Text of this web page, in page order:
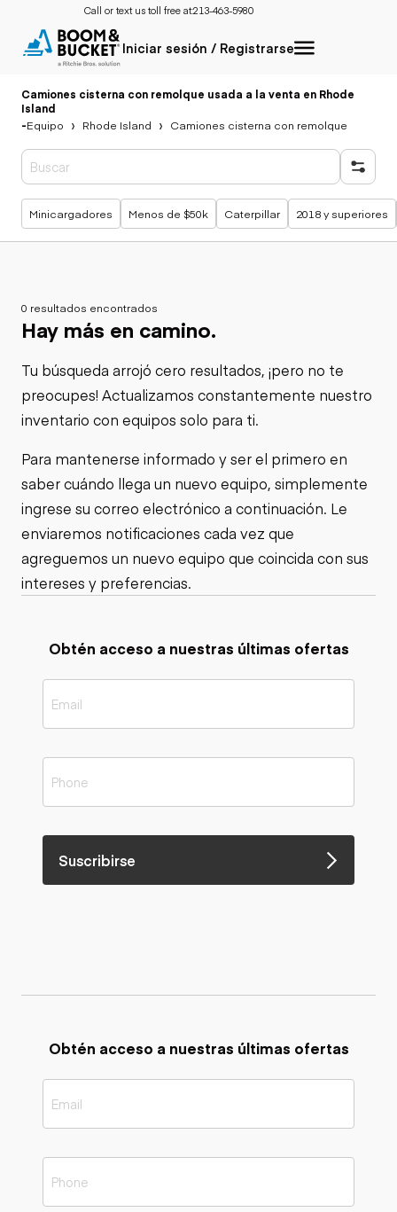
Call or text us toll free at:213-463-5980
Iniciar sesión / Registrarse
Camiones cisterna con remolque usada a la venta en Rhode
Island
-Equipo Rhode Island Camiones cisterna con remolque
Búsquedas populares
Minicargadores Menos de $50k Caterpillar 2018 y superiores
0 resultados encontrados
Hay más en camino.
Tu búsqueda arrojó cero resultados, ¡pero no te
preocupes! Actualizamos constantemente nuestro
inventario con equipos solo para ti.
Para mantenerse informado y ser el primero en
saber cuándo llega un nuevo equipo, simplemente
ingrese su correo electrónico a continuación. Le
enviaremos notificaciones cada vez que
agreguemos un nuevo equipo que coincida con sus
intereses y preferencias.
Obtén acceso a nuestras últimas ofertas
Suscribirse
Obtén acceso a nuestras últimas ofertas